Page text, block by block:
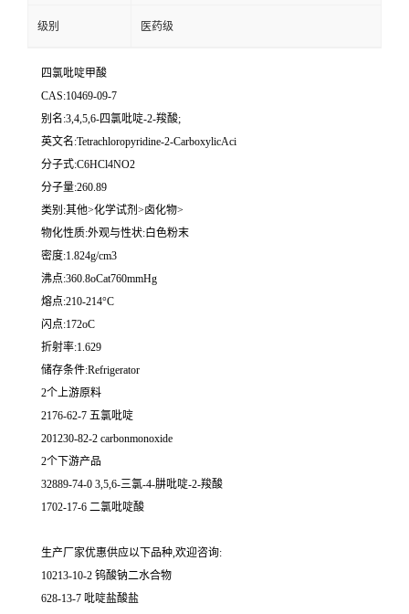
级别 医药级
四氯吡啶甲酸
CAS:10469-09-7
别名:3,4,5,6-四氯吡啶-2-羧酸;
英文名:Tetrachloropyridine-2-CarboxylicAci
分子式:C6HCl4NO2
分子量:260.89
类别:其他>化学试剂>卤化物>
物化性质:外观与性状:白色粉末
密度:1.824g/cm3
沸点:360.8oCat760mmHg
熔点:210-214°C
闪点:172oC
折射率:1.629
储存条件:Refrigerator
2个上游原料
2176-62-7 五氯吡啶
201230-82-2 carbonmonoxide
2个下游产品
32889-74-0 3,5,6-三氯-4-肼吡啶-2-羧酸
1702-17-6 二氯吡啶酸
生产厂家优惠供应以下品种,欢迎咨询:
10213-10-2 钨酸钠二水合物
628-13-7 吡啶盐酸盐